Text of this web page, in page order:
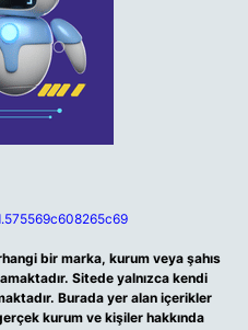
bir marka, kurum veya şahıs
Sitede yalnızca kendi
Burada yer alan içerikler
kurum ve kişiler hakkında